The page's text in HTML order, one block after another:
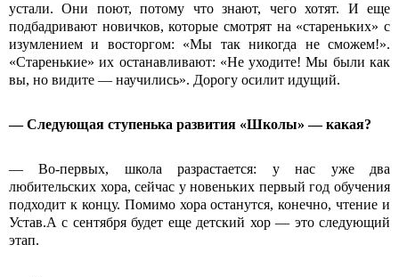
устали. Они поют, потому что знают, чего хотят. И еще
подбадривают новичков, которые смотрят на «стареньких» с
изумлением и восторгом: «Мы так никогда не сможем!».
«Старенькие» их останавливают: «Не уходите! Мы были как
вы, но видите — научились». Дорогу осилит идущий.
— Следующая ступенька развития «Школы» — какая?
— Во-первых, школа разрастается: у нас уже два
любительских хора, сейчас у новеньких первый год обучения
подходит к концу. Помимо хора останутся, конечно, чтение и
Устав.А с сентября будет еще детский хор — это следующий
этап.